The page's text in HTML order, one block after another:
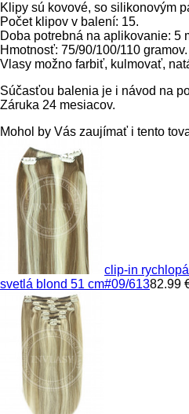
Klipy sú kovové, so silikonovým
Počet klipov v balení: 15.
Doba potrebná na aplikovanie: 5
Hmotnosť: 75/90/100/110 gramov.
Vlasy možno farbiť, kulmovať,
Súčasťou balenia je i návod na
Záruka 24 mesiacov.
Mohol by Vás zaujímať i tento
clip-in
svetlá blond 51 cm#09/61382.99